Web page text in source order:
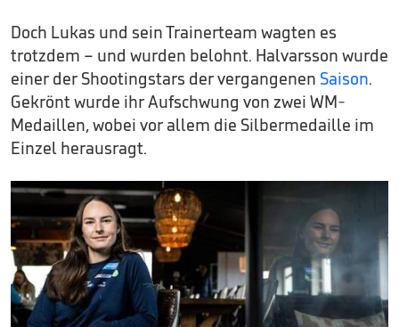
Doch Lukas und sein Trainerteam wagten es
trotzdem – und wurden belohnt. Halvarsson wurde
einer der Shootingstars der vergangenen Saison.
Gekrönt wurde ihr Aufschwung von zwei WM-
Medaillen, wobei vor allem die Silbermedaille im
Einzel herausragt.